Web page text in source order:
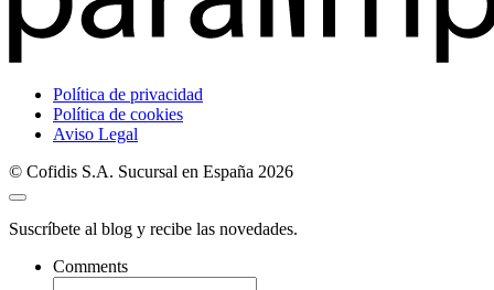
Política de privacidad
Política de cookies
Aviso Legal
© Cofidis S.A. Sucursal en España 2026
Suscríbete al blog y recibe las novedades.
Comments